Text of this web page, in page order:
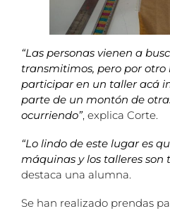
“Las personas vienen a
transmitimos, pero por otro
participar en un taller acá
parte de un montón de
ocurriendo”, explica Corte.
“Lo lindo de este lugar es
máquinas y los talleres son
destaca una alumna.
Se han realizado prendas